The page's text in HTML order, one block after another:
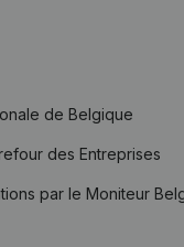
de Belgique
des Entreprises
par le Moniteur